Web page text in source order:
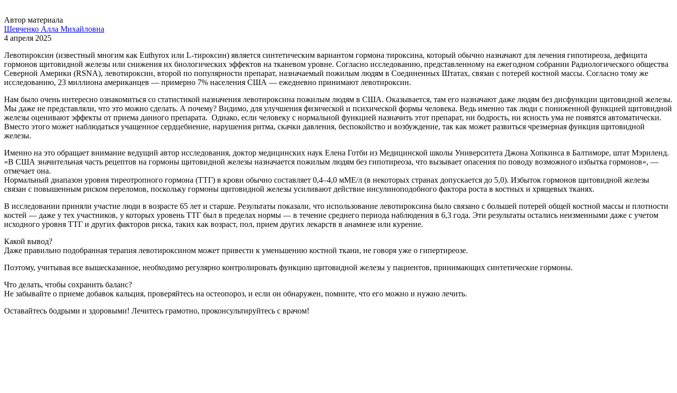
Автор материала
Шевченко Алла Михайловна
4 апреля 2025
Левотироксин (известный многим как Euthyrox или L-тироксин) является синтетическим вариантом гормона тироксина, который обычно назначают для лечения гипотиреоза, дефицита
гормонов щитовидной железы или снижения их биологических эффектов на тканевом уровне. Согласно исследованию, представленному на ежегодном собрании Радиологического общества
Северной Америки (RSNA), левотироксин, второй по популярности препарат, назначаемый пожилым людям в Соединенных Штатах, связан с потерей костной массы. Согласно тому же
исследованию, 23 миллиона американцев — примерно 7% населения США — ежедневно принимают левотироксин.
Нам было очень интересно ознакомиться со статистикой назначения левотироксина пожилым людям в США. Оказывается, там его назначают даже людям без дисфункции щитовидной железы.
Мы даже не представляли, что это можно сделать. А почему? Видимо, для улучшения физической и психической формы человека. Ведь именно так люди с пониженной функцией щитовидной
железы оценивают эффекты от приема данного препарата. Однако, если человеку с нормальной функцией назначить этот препарат, ни бодрость, ни ясность ума не появятся автоматически.
Вместо этого может наблюдаться учащенное сердцебиение, нарушения ритма, скачки давления, беспокойство и возбуждение, так как может развиться чрезмерная функция щитовидной
железы.
Именно на это обращает внимание ведущий автор исследования, доктор медицинских наук Елена Готби из Медицинской школы Университета Джона Хопкинса в Балтиморе, штат Мэриленд.
«В США значительная часть рецептов на гормоны щитовидной железы назначается пожилым людям без гипотиреоза, что вызывает опасения по поводу возможного избытка гормонов», —
отмечает она.
Нормальный диапазон уровня тиреотропного гормона (ТТГ) в крови обычно составляет 0,4–4,0 мМЕ/л (в некоторых странах допускается до 5,0). Избыток гормонов щитовидной железы
связан с повышенным риском переломов, поскольку гормоны щитовидной железы усиливают действие инсулиноподобного фактора роста в костных и хрящевых тканях.
В исследовании приняли участие люди в возрасте 65 лет и старше. Результаты показали, что использование левотироксина было связано с большей потерей общей костной массы и плотности
костей — даже у тех участников, у которых уровень ТТГ был в пределах нормы — в течение среднего периода наблюдения в 6,3 года. Эти результаты остались неизменными даже с учетом
исходного уровня ТТГ и других факторов риска, таких как возраст, пол, прием других лекарств в анамнезе или курение.
Какой вывод?
Даже правильно подобранная терапия левотироксином может привести к уменьшению костной ткани, не говоря уже о гипертиреозе.
Поэтому, учитывая все вышесказанное, необходимо регулярно контролировать функцию щитовидной железы у пациентов, принимающих синтетические гормоны.
Что делать, чтобы сохранить баланс?
Не забывайте о приеме добавок кальция, проверяйтесь на остеопороз, и если он обнаружен, помните, что его можно и нужно лечить.
Оставайтесь бодрыми и здоровыми! Лечитесь грамотно, проконсультируйтесь с врачом!